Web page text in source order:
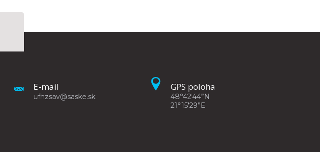
E-mail
ufhzsav@saske.sk
GPS poloha
48°42'44”N
21°15'29”E